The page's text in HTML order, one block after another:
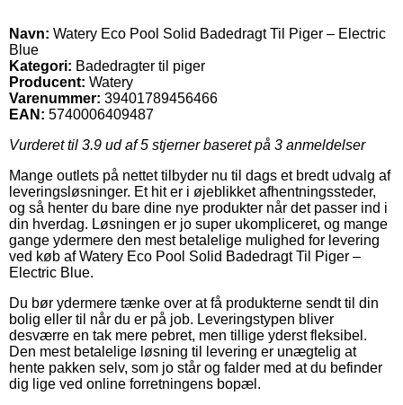
Navn: Watery Eco Pool Solid Badedragt Til Piger – Electric
Blue
Kategori: Badedragter til piger
Producent: Watery
Varenummer: 39401789456466
EAN: 5740006409487
Vurderet til 3.9 ud af 5 stjerner baseret på 3 anmeldelser
Mange outlets på nettet tilbyder nu til dags et bredt udvalg af
leveringsløsninger. Et hit er i øjeblikket afhentningssteder,
og så henter du bare dine nye produkter når det passer ind i
din hverdag. Løsningen er jo super ukompliceret, og mange
gange ydermere den mest betalelige mulighed for levering
ved køb af Watery Eco Pool Solid Badedragt Til Piger –
Electric Blue.
Du bør ydermere tænke over at få produkterne sendt til din
bolig eller til når du er på job. Leveringstypen bliver
desværre en tak mere pebret, men tillige yderst fleksibel.
Den mest betalelige løsning til levering er unægtelig at
hente pakken selv, som jo står og falder med at du befinder
dig lige ved online forretningens bopæl.